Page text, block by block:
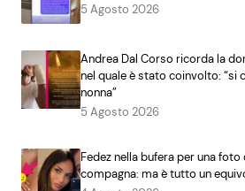
5 Agosto 2026
Andrea Dal Corso ricorda la
nel quale è stato coinvolto: “si
nonna”
5 Agosto 2026
Fedez nella bufera per una foto
compagna: ma è tutto un